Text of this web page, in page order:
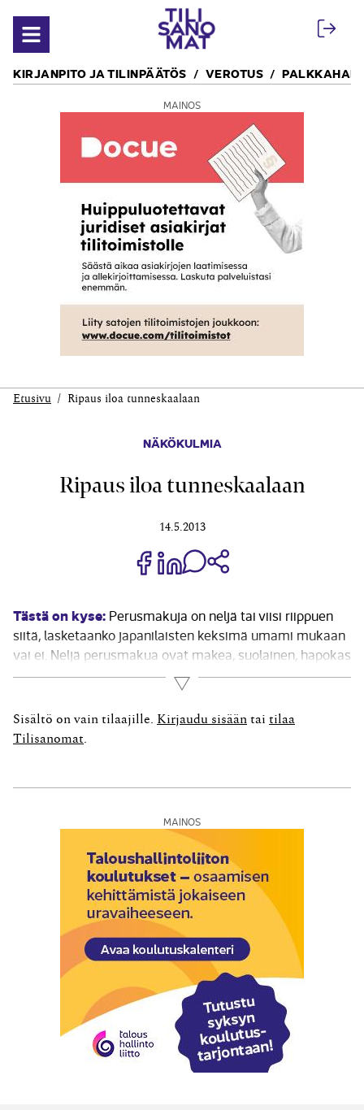
Avaa valikko
KIRJANPITO JA TILINPÄÄTÖS VEROTUS
MAINOS
Etusivu Ripaus iloa tunneskaalaan
NÄKÖKULMIA
Ripaus iloa tunneskaalaan
14.5.2013
Jaa Share on Facebook
Jaa Share on LinkedIn
Jaa WhatsApp-viestinä
Tästä on kyse: Perusmakuja on neljä tai viisi riippuen
siitä, lasketaanko japanilaisten keksimä umami mukaan
vai ei. Neljä perusmakua ovat makea, suolainen, hapokas
ja karvas. Kaikki maku­elämyksemme perustuvat näihin
perusmakuihin, vivahteet niihin tulevat pääasiassa
tuoksuista. Päävärejä eli perusvärejä on kolme,
punainen, sininen ja...
Lue lisää
Sisältö on vain tilaajille. Kirjaudu sisään tai tilaa
Tilisanomat
MAINOS